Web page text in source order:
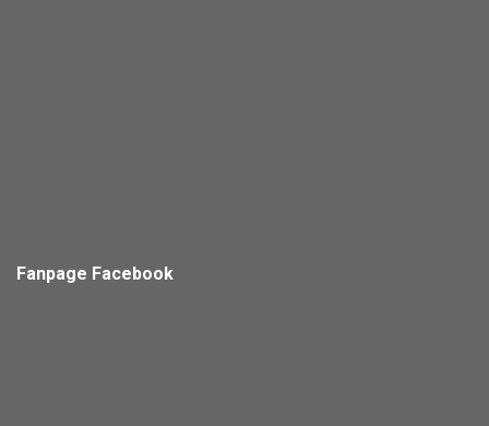
Fanpage Facebook